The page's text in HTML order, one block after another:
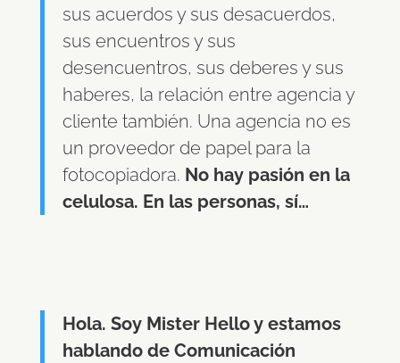
sus acuerdos y sus desacuerdos,
sus encuentros y sus
desencuentros, sus deberes y sus
haberes, la relación entre agencia y
cliente también. Una agencia no es
un proveedor de papel para la
fotocopiadora. No hay pasión en la
celulosa. En las personas, sí…
Hola. Soy Mister Hello y estamos
hablando de Comunicación